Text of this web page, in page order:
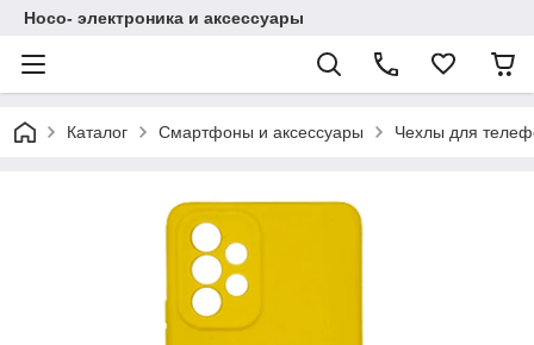
Hoco- электроника и аксессуары
Каталог Смартфоны и аксессуары Чехлы для